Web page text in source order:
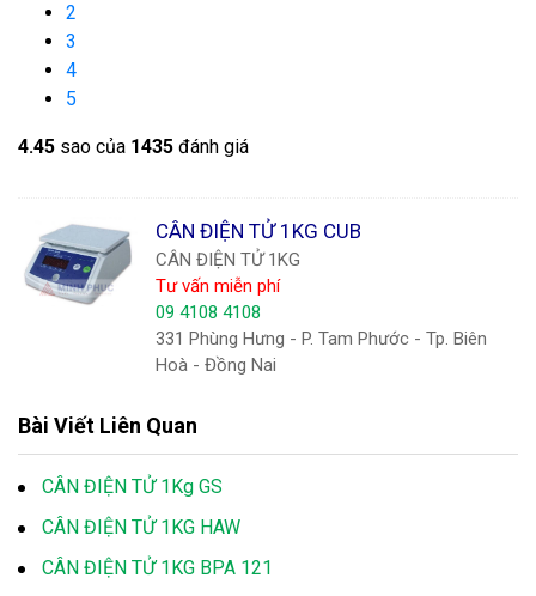
2
3
4
5
4.45 sao của 1435 đánh giá
CÂN ĐIỆN TỬ 1KG CUB
CÂN ĐIỆN TỬ 1KG
Tư vấn miễn phí
09 4108 4108
331 Phùng Hưng - P. Tam Phước - Tp. Biên
Hoà - Đồng Nai
Bài Viết Liên Quan
CÂN ĐIỆN TỬ 1Kg GS
CÂN ĐIỆN TỬ 1KG HAW
CÂN ĐIỆN TỬ 1KG BPA 121